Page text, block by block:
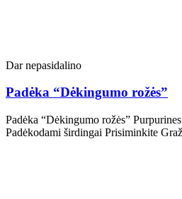
Dar nepasidalino
Padėka “Dėkingumo rožės”
Padėka “Dėkingumo rožės”
Padėkodami širdingai Prisiminkite